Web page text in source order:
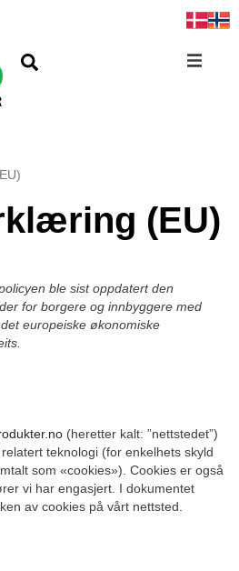
(EU)
ble sist oppdatert den
for borgere og innbyggere med
europeiske økonomiske
(heretter kalt: ”nettstedet”)
teknologi (for enkelhets skyld
som «cookies»). Cookies er også
vi har engasjert. I dokumentet
av cookies på vårt nettsted.